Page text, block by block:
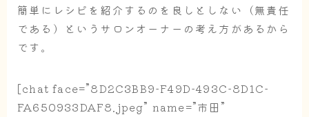
簡単にレシピを紹介するのを良しとしない（無責任
である）というサロンオーナーの考え方があるから
です。
[chat face=”8D2C3BB9-F49D-493C-8D1C-
FA650933DAF8.jpeg” name=”市田”